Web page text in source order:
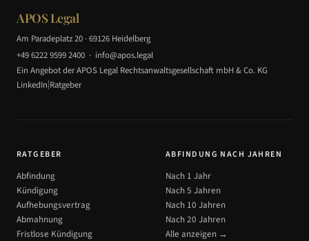
APOS Legal
Am Paradeplatz 20 · 69126 Heidelberg
+49 6222 9599 2400 · info@apos.legal
Ein Angebot der APOS Legal Rechtsanwaltsgesellschaft mbH & Co. KG
LinkedIn|Ratgeber
RATGEBER
Abfindung
Kündigung
Aufhebungsvertrag
Abmahnung
Fristlose Kündigung
ABFINDUNG NACH JAHREN
Nach 1 Jahr
Nach 5 Jahren
Nach 10 Jahren
Nach 20 Jahren
Alle anzeigen →